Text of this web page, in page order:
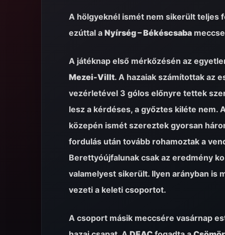
A hölgyeknél ismét nem sikerült teljes
ezúttal a Nyírség – Békéscsaba
A játéknap első mérkőzésén az
Mezei-Villt. A hazaiak számítottak az
vezérletével 3 gólos előnyre tettek
lesz a kérdéses, a győztes kiléte nem.
közepén ismét szereztek gyorsan
fordulás után tovább rohamoztak a
Berettyóújfalunak csak az eredmény
valamelyest sikerült. Ilyen arányban is
vezeti a keleti csoportot.
A csoport másik meccsére vasárnap